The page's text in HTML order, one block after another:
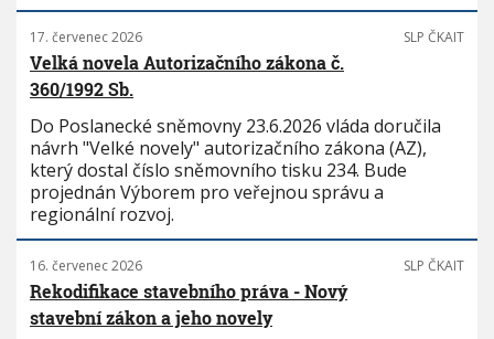
17. červenec 2026 SLP ČKAIT
Velká novela Autorizačního zákona č.
360/1992 Sb.
Do Poslanecké sněmovny 23.6.2026 vláda doručila
návrh "Velké novely" autorizačního zákona (AZ),
který dostal číslo sněmovního tisku 234. Bude
projednán Výborem pro veřejnou správu a
regionální rozvoj.
16. červenec 2026 SLP ČKAIT
Rekodifikace stavebního práva - Nový
stavební zákon a jeho novely